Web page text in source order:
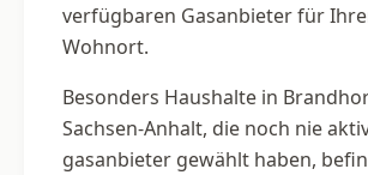
verfügbaren Gasanbieter für
Wohnort.
Besonders Haushalte in
Sachsen-Anhalt, die noch nie
gasanbieter gewählt haben,